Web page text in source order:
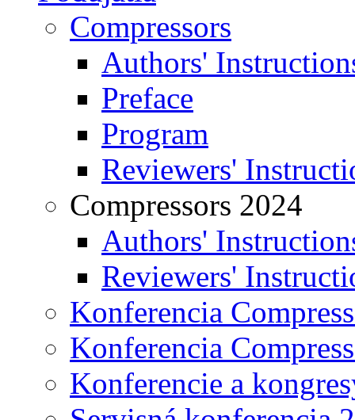
Compressors
Authors'
Preface
Program
Reviewers'
Compressors 2024
Authors'
Reviewers'
Konferencia
Konferencia
Konferencie a